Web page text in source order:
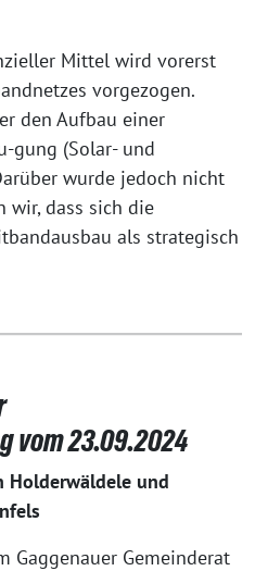
Mittel wird vorerst
vorgezogen.
den Aufbau einer
gung (Solar- und
wurde jedoch nicht
wir, dass sich die
als strategisch
vom 23.09.2024
Holderwäldele und
Gaggenauer Gemeinderat